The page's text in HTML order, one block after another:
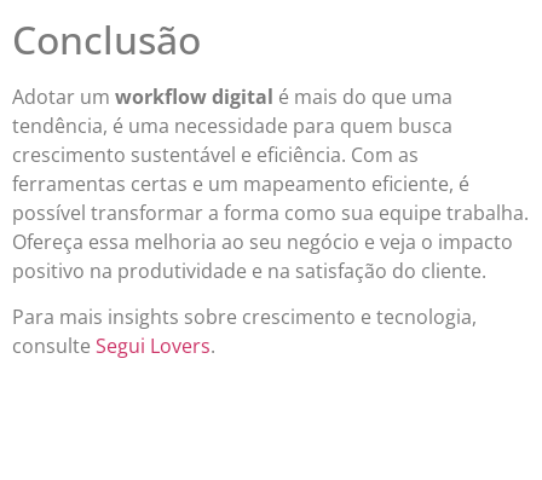
Conclusão
Adotar um workflow digital é mais do que uma
tendência, é uma necessidade para quem busca
crescimento sustentável e eficiência. Com as
ferramentas certas e um mapeamento eficiente, é
possível transformar a forma como sua equipe trabalha.
Ofereça essa melhoria ao seu negócio e veja o impacto
positivo na produtividade e na satisfação do cliente.
Para mais insights sobre crescimento e tecnologia,
consulte Segui Lovers.